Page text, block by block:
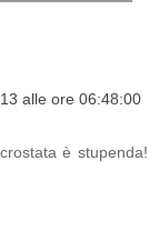
alle ore 06:48:00
è stupenda!